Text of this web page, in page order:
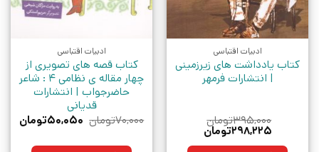
ادبیات اقتباسی
کتاب یادداشت های زیرزمینی
| انتشارات فرمهر
۳۹۵,۰۰۰تومان
قیمت
۲۹۸,۲۲۵تومان
ادبیات اقتباسی
کتاب قصه های تصویری از
چهار مقاله ی نظامی 4 : شاعر
حاضرجواب | انتشارات
قدیانی
۷۰,۰۰۰تومان قیمت
۵۰,۰۵۰تومان